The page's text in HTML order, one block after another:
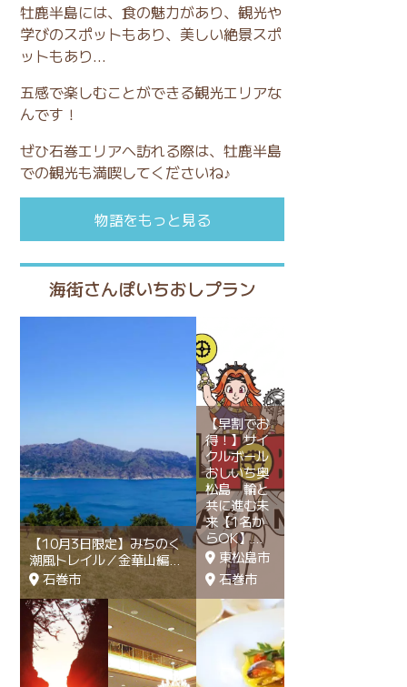
牡鹿半島には、食の魅力があり、観光や
学びのスポットもあり、美しい絶景スポ
ットもあり...
五感で楽しむことができる観光エリアな
んです！
ぜひ石巻エリアへ訪れる際は、牡鹿半島
での観光も満喫してくださいね♪
物語をもっと見る
海街さんぽいちおしプラン
【10月3日限定】みちのく
潮風トレイル／金華山編
石巻市
【早割でお
得！】サイ
クルボール
おしいち奥
松島 輪と
共に進む未
来【1名か
らOK】
東松島市
石巻市